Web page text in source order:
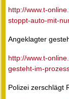
http://www.t-
stoppt-auto-mit-
Angeklagter
http://www.t-
gesteht-im-
Polizei zerschlägt